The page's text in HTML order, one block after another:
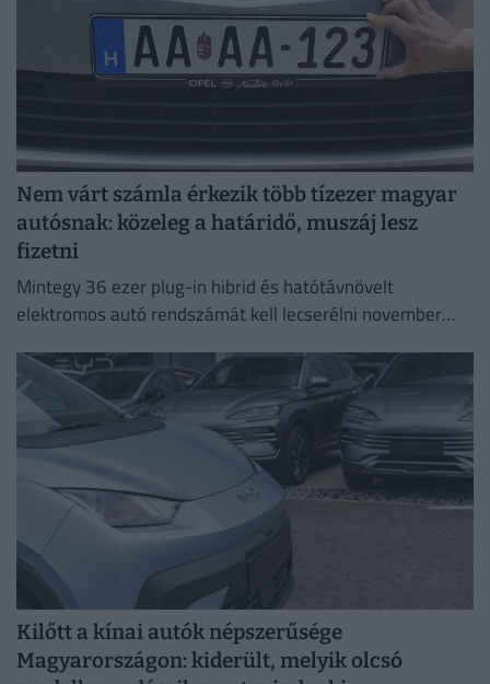
Nem várt számla érkezik több tízezer magyar
autósnak: közeleg a határidő, muszáj lesz
fizetni
Mintegy 36 ezer plug-in hibrid és hatótávnövelt
elektromos autó rendszámát kell lecserélni november
Kilőtt a kínai autók népszerűsége
Magyarországon: kiderült, melyik olcsó